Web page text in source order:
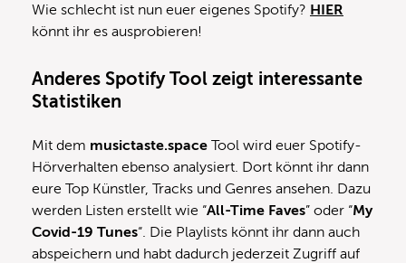
Wie schlecht ist nun euer eigenes Spotify? HIER
könnt ihr es ausprobieren!
Anderes Spotify Tool zeigt interessante
Statistiken
Mit dem musictaste.space Tool wird euer Spotify-
Hörverhalten ebenso analysiert. Dort könnt ihr dann
eure Top Künstler, Tracks und Genres ansehen. Dazu
werden Listen erstellt wie “All-Time Faves” oder “My
Covid-19 Tunes“. Die Playlists könnt ihr dann auch
abspeichern und habt dadurch jederzeit Zugriff auf